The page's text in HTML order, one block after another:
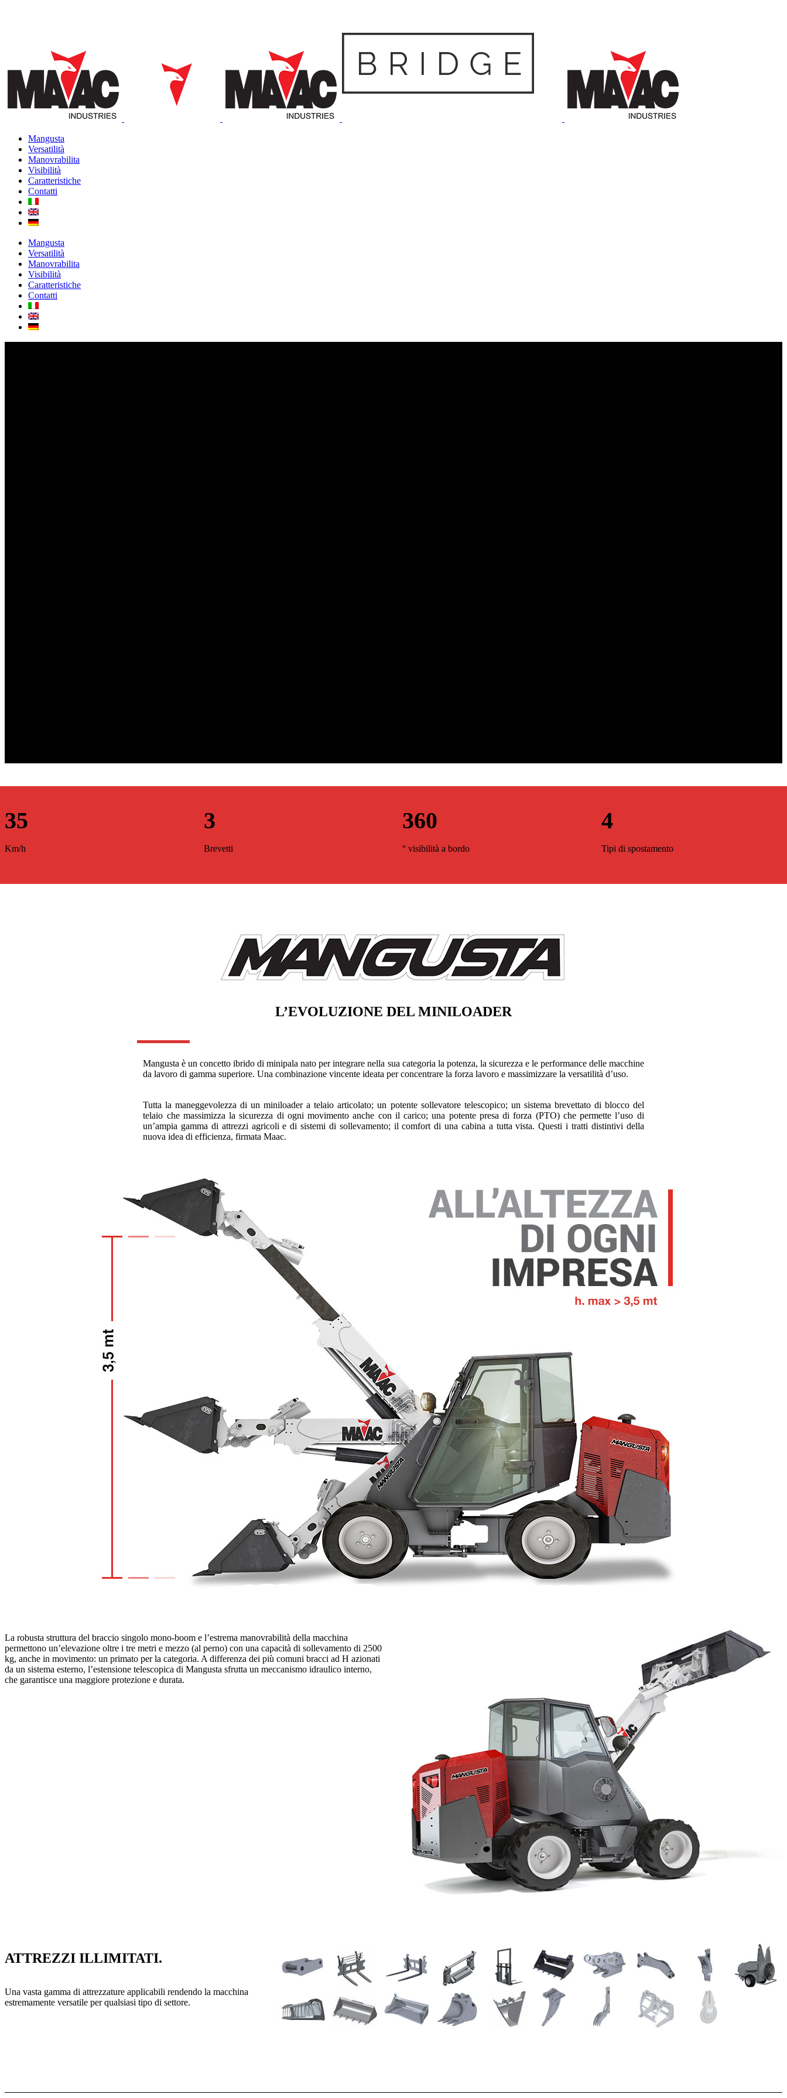
Mangusta
Versatilità
Manovrabilita
Visibilità
Caratteristiche
Contatti
Mangusta
Versatilità
Manovrabilita
Visibilità
Caratteristiche
Contatti
35
Km/h
3
Brevetti
360
° visibilità a bordo
4
Tipi di spostamento
L’EVOLUZIONE DEL MINILOADER
Mangusta è un concetto ibrido di minipala nato per integrare nella sua categoria la potenza, la sicurezza e le performance delle macchine
da lavoro di gamma superiore. Una combinazione vincente ideata per concentrare la forza lavoro e massimizzare la versatilità d’uso.
Tutta la maneggevolezza di un miniloader a telaio articolato; un potente sollevatore telescopico; un sistema brevettato di blocco del
telaio che massimizza la sicurezza di ogni movimento anche con il carico; una potente presa di forza (PTO) che permette l’uso di
un’ampia gamma di attrezzi agricoli e di sistemi di sollevamento; il comfort di una cabina a tutta vista. Questi i tratti distintivi della
nuova idea di efficienza, firmata Maac.
La robusta struttura del braccio singolo mono-boom e l’estrema manovrabilità della macchina
permettono un’elevazione oltre i tre metri e mezzo (al perno) con una capacità di sollevamento di 2500
kg, anche in movimento: un primato per la categoria. A differenza dei più comuni bracci ad H azionati
da un sistema esterno, l’estensione telescopica di Mangusta sfrutta un meccanismo idraulico interno,
che garantisce una maggiore protezione e durata.
ATTREZZI ILLIMITATI.
Una vasta gamma di attrezzature applicabili rendendo la macchina
estremamente versatile per qualsiasi tipo di settore.